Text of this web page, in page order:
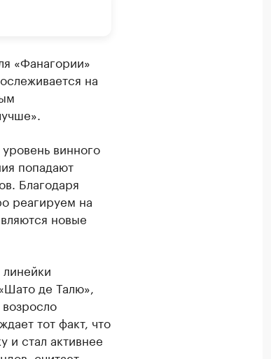
«Фанагории»
на
винного
попадают
Благодаря
реагируем на
новые
де Талю»,
тот факт, что
и стал активнее